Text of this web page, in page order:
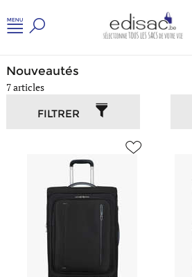
Nouveautés
7 articles
FILTRER